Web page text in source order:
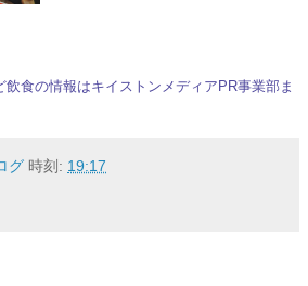
飲食の情報はキイストンメディアPR事業部 ま
グ 時刻: 19:17